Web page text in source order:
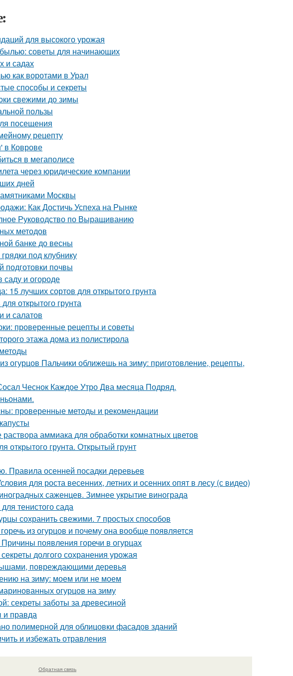
для высокого урожая
советы для начинающих
и садах
как воротами в Урал
способы и секреты
свежими до зимы
пользы
посещения
рецепту
в Коврове
в мегаполисе
через юридические компании
дней
Москвы
Как Достичь Успеха на Рынке
Руководство по Выращиванию
методов
банке до весны
под клубнику
подготовки почвы
саду и огороде
15 лучших сортов для открытого грунта
открытого грунта
и салатов
проверенные рецепты и советы
этажа дома из полистирола
огурцов Пальчики оближешь на зиму: приготовление, рецепты,
Чеснок Каждое Утро Два месяца Подряд.
проверенные методы и рекомендации
аммиака для обработки комнатных цветов
грунта. Открытый грунт
Правила осенней посадки деревьев
для роста весенних, летних и осенних опят в лесу (с видео)
саженцев. Зимнее укрытие винограда
тенистого сада
сохранить свежими. 7 простых способов
из огурцов и почему она вообще появляется
появления горечи в огурцах
долгого сохранения урожая
повреждающими деревья
на зиму: моем или не моем
огурцов на зиму
секреты заботы за древесиной
правда
полимерной для облицовки фасадов зданий
и избежать отравления
Обратная связь